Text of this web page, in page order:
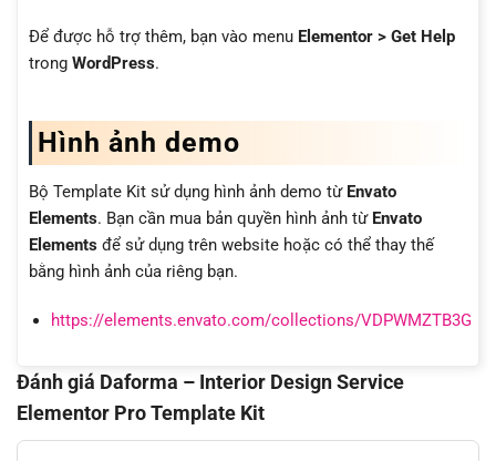
Để được hỗ trợ thêm, bạn vào menu Elementor > Get Help
trong WordPress.
Hình ảnh demo
Bộ Template Kit sử dụng hình ảnh demo từ Envato
Elements. Bạn cần mua bản quyền hình ảnh từ Envato
Elements để sử dụng trên website hoặc có thể thay thế
bằng hình ảnh của riêng bạn.
https://elements.envato.com/collections/VDPWMZTB3G
Đánh giá Daforma – Interior Design Service
Elementor Pro Template Kit